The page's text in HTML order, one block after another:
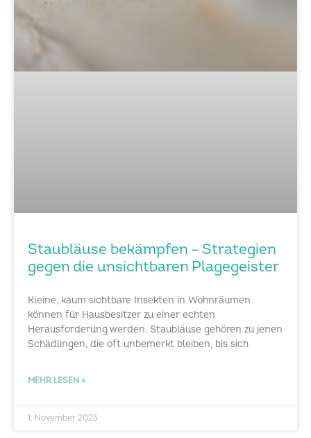
Staubläuse bekämpfen – Strategien
gegen die unsichtbaren Plagegeister
Kleine, kaum sichtbare Insekten in Wohnräumen
können für Hausbesitzer zu einer echten
Herausforderung werden. Staubläuse gehören zu jenen
Schädlingen, die oft unbemerkt bleiben, bis sich
MEHR LESEN »
1. November 2025